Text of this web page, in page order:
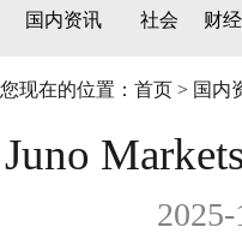
国内资讯 社会 财经
您现在的位置： 首页 > 国内
Juno